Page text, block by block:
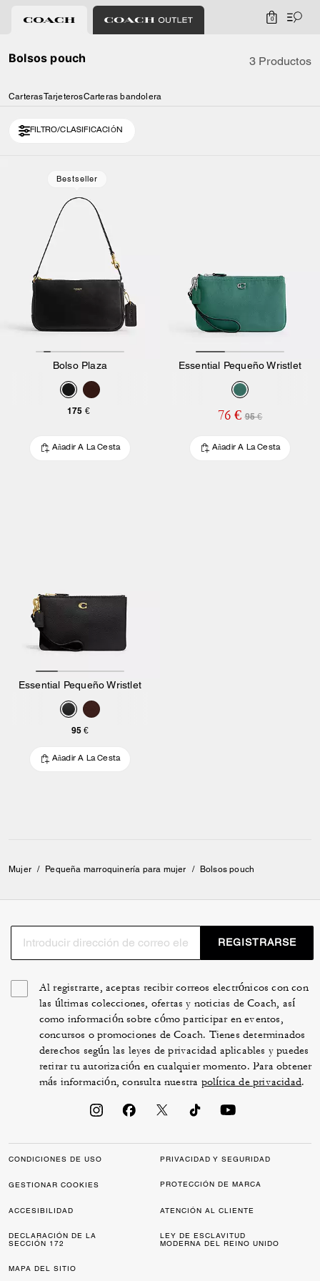
0
Bolsos pouch 3 Productos
CarterasTarjeterosCarteras bandolera
FILTRO/CLASIFICACIÓN
Bestseller
Bolso Plaza
175 €
Añadir A La Cesta
Essential Pequeño Wristlet
76 € 95 €
Añadir A La Cesta
Essential Pequeño Wristlet
95 €
Añadir A La Cesta
Mujer / Pequeña marroquinería para mujer / Bolsos pouch
REGISTRARSE
Al registrarte, aceptas recibir correos electrónicos con con
las últimas colecciones, ofertas y noticias de Coach, así
como información sobre cómo participar en eventos,
concursos o promociones de Coach. Tienes determinados
derechos según las leyes de privacidad aplicables y puedes
retirar tu autorización en cualquier momento. Para obtener
más información, consulta nuestra política de privacidad.
CONDICIONES DE USO PRIVACIDAD Y SEGURIDAD
GESTIONAR COOKIES PROTECCIÓN DE MARCA
ACCESIBILIDAD ATENCIÓN AL CLIENTE
DECLARACIÓN DE LA
SECCIÓN 172
LEY DE ESCLAVITUD
MODERNA DEL REINO UNIDO
MAPA DEL SITIO